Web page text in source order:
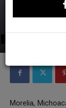
Con
Morelia,